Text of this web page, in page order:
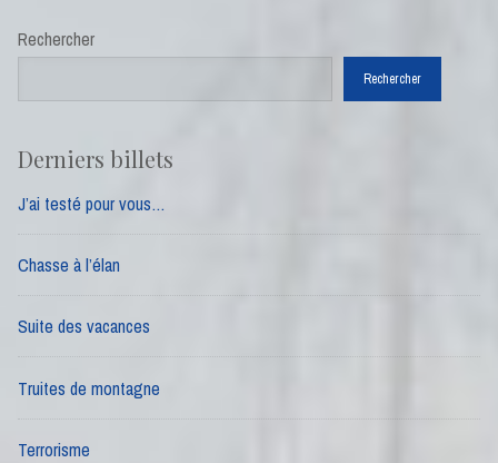
Rechercher
Rechercher
Derniers billets
J’ai testé pour vous…
Chasse à l’élan
Suite des vacances
Truites de montagne
Terrorisme